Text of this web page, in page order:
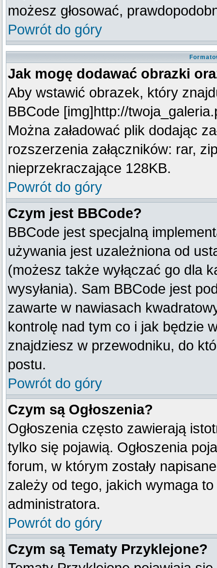
możesz głosować,
Powrót do góry
Jak mogę dodawać obrazki
Aby wstawić obrazek, który
BBCode [img]http://
Można załadować plik dodając
rozszerzenia załączników: rar,
nieprzekraczające 128KB.
Powrót do góry
Czym jest BBCode?
BBCode jest specjalną
używania jest uzależniona od
(możesz także wyłączać go dla
wysyłania). Sam BBCode jest
zawarte w nawiasach
kontrolę nad tym co i jak będzie
znajdziesz w przewodniku, do
postu.
Powrót do góry
Czym są Ogłoszenia?
Ogłoszenia często zawierają
tylko się pojawią. Ogłoszenia
forum, w którym zostały
zależy od tego, jakich wymaga
administratora.
Powrót do góry
Czym są Tematy Przyklejone?